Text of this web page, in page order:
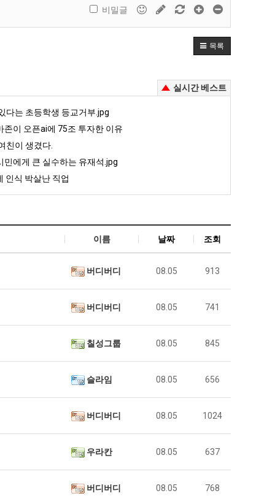
비밀글
목록
실시간 베스트
다는 초등학생 등교거부.jpg
존이 오픈ai에 75조 투자한 이유
친이 생겼다.
민에게 큰 실수하는 유재석.jpg
인식 박살난 직업
이름 날짜 조회
버디버디 08.05 913
버디버디 08.05 741
칠성그룹 08.05 845
슬라임 08.05 656
버디버디 08.05 1024
우라칸 08.05 637
버디버디 08.05 768